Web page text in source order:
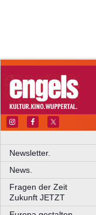
Newsletter.
News.
Fragen der
Zukunft JETZT